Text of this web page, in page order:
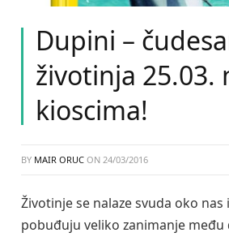
Dupini –
životinja 25.03.
kioscima!
BY MAIR ORUC ON 24/03/2016
Životinje se nalaze svuda oko nas
pobuđuju veliko zanimanje među